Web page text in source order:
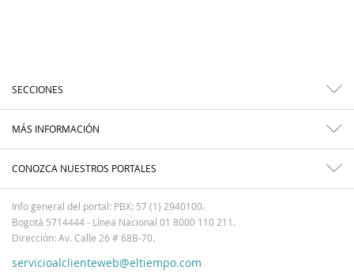
SECCIONES
MÁS INFORMACIÓN
CONOZCA NUESTROS PORTALES
Info general del portal: PBX: 57 (1) 2940100.
Bogotá 5714444 - Línea Nacional 01 8000 110 211.
Dirección: Av. Calle 26 # 68B-70.
servicioalclienteweb@eltiempo.com